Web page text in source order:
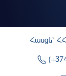
Հասցե`